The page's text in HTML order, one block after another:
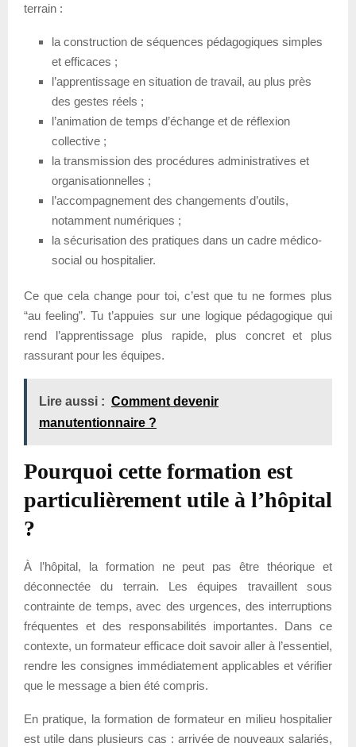
terrain :
la construction de séquences pédagogiques simples
et efficaces ;
l’apprentissage en situation de travail, au plus près
des gestes réels ;
l’animation de temps d’échange et de réflexion
collective ;
la transmission des procédures administratives et
organisationnelles ;
l’accompagnement des changements d’outils,
notamment numériques ;
la sécurisation des pratiques dans un cadre médico-
social ou hospitalier.
Ce que cela change pour toi, c’est que tu ne formes plus
“au feeling”. Tu t’appuies sur une logique pédagogique qui
rend l’apprentissage plus rapide, plus concret et plus
rassurant pour les équipes.
Lire aussi : Comment devenir
manutentionnaire ?
Pourquoi cette formation est
particulièrement utile à l’hôpital
?
À l’hôpital, la formation ne peut pas être théorique et
déconnectée du terrain. Les équipes travaillent sous
contrainte de temps, avec des urgences, des interruptions
fréquentes et des responsabilités importantes. Dans ce
contexte, un formateur efficace doit savoir aller à l’essentiel,
rendre les consignes immédiatement applicables et vérifier
que le message a bien été compris.
En pratique, la formation de formateur en milieu hospitalier
est utile dans plusieurs cas : arrivée de nouveaux salariés,